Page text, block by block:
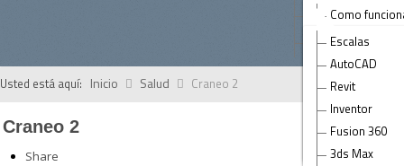
Arquitectura
Prototipos
Prototipos
Terrenos
Arte
Salud
Ingenieria Civil
Como
Rotulos
Paneles
Piezas
Muebles &
Paneles &
Tubos
Tips
Escalas
AutoCAD
Revit
Inventor
Fusion 360
3ds Max
Contacto
Usted está aquí: Inicio Salud Craneo 2
Craneo 2
Share